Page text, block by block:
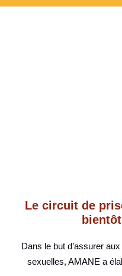
Le circuit de
Dans le but d’assurer
sexuelles, AMANE a